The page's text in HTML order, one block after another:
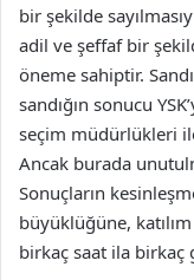
bir şekilde
adil ve şeffaf bir
öneme sahiptir.
sandığın sonucu
seçim müdürlükleri ile
Ancak burada
Sonuçların
büyüklüğüne,
birkaç saat ila birkaç